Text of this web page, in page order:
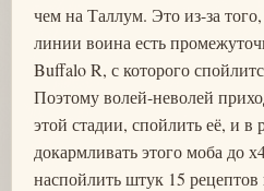
чем на Таллум. Это из-за
линии воина есть
Buffalo R, с которого
Поэтому волей-неволей
этой стадии, спойлить её, и в
докармливать этого моба до
наспойлить штук 15 рецептов